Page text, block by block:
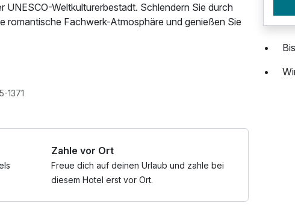
UNESCO-Weltkulturerbestadt. Schlendern Sie durch
romantische Fachwerk-Atmosphäre und genießen Sie
das Sie wohlig stärkt, bevor Sie die
erwartet Sie im Zimmer eine Flasche erlesener
das mit buttriger Saftigkeit und zarter Salznote
Sie auf Wunsch in unserer gemütlichen
Ambiente genießen – oder ganz entspannt an der
Cocktail ausklingen lassen.
Leihbademantel, W-LAN Nutzung /
1371
Zahle vor Ort
Freue dich auf deinen Urlaub und zahle bei
diesem Hotel erst vor Ort.